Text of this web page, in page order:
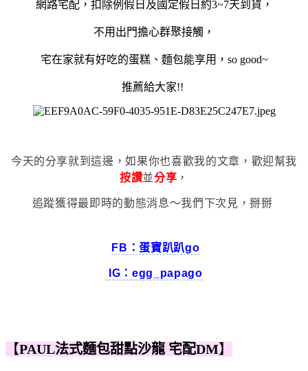
網路宅配，扣除例假日及國定假日約3~7天到貨，
不用出門擔心群聚接觸，
宅在家就有好吃的蛋糕、麵包能享用，so good~
推薦給大家!!
今天的分享就到這邊，如果你也喜歡我的文章，歡迎幫我
按讚並分享 ，
追蹤獲得最即時的動態消息～我們下次見，掰掰
FB：蛋寶趴趴go
IG：egg_papago
【PAUL法式麵包甜點沙龍 宅配DM】